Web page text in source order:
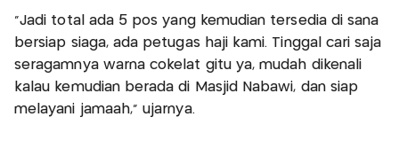
“Jadi total ada 5 pos yang kemudian tersedia di sana
bersiap siaga, ada petugas haji kami. Tinggal cari saja
seragamnya warna cokelat gitu ya, mudah dikenali
kalau kemudian berada di Masjid Nabawi, dan siap
melayani jamaah,” ujarnya.